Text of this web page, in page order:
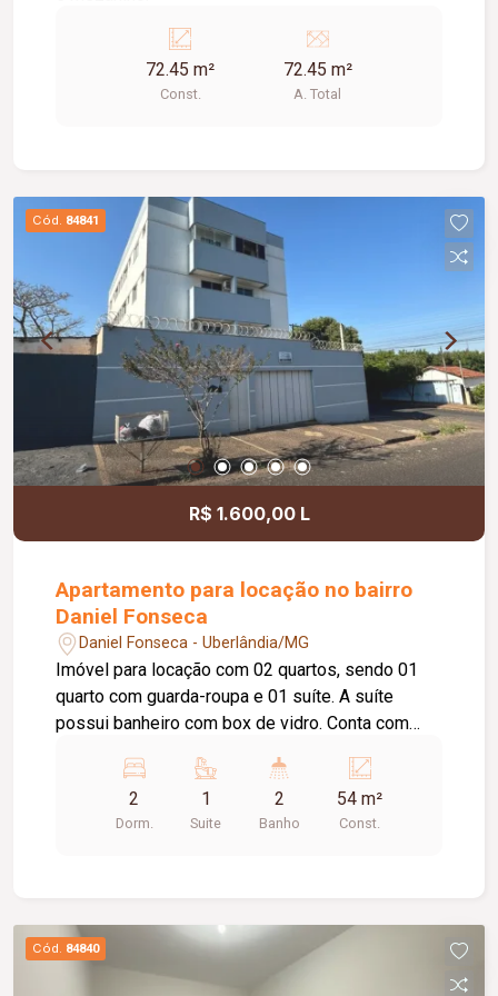
72.45 m²
Const.
72.45 m²
A. Total
Cód. 84841
R$ 1.600,00 L
Apartamento para locação no bairro
Daniel Fonseca
Daniel Fonseca - Uberlândia/MG
Imóvel para locação com 02 quartos, sendo 01
quarto com guarda-roupa e 01 suíte. A suíte
possui banheiro com box de vidro. Conta com
área de serviço, 01 banheiro social e 02 vagas de
estacionamento.
2
Dorm.
1
Suite
2
Banho
54 m²
Const.
Cód. 84840